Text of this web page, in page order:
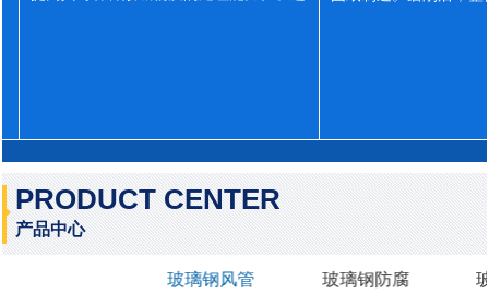
PRODUCT CENTER
产品中心
玻璃钢风管 玻璃钢防腐